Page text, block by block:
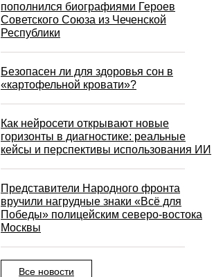
пополнился биографиями Героев
Советского Союза из Чеченской
Республики
Безопасен ли для здоровья сон в
«картофельной кровати»?
Как нейросети открывают новые
горизонты в диагностике: реальные
кейсы и перспективы использования ИИ
Представители Народного фронта
вручили нагрудные знаки «Всё для
Победы» полицейским северо-востока
Москвы
Все новости